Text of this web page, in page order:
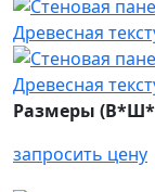
Размеры
запросить цену